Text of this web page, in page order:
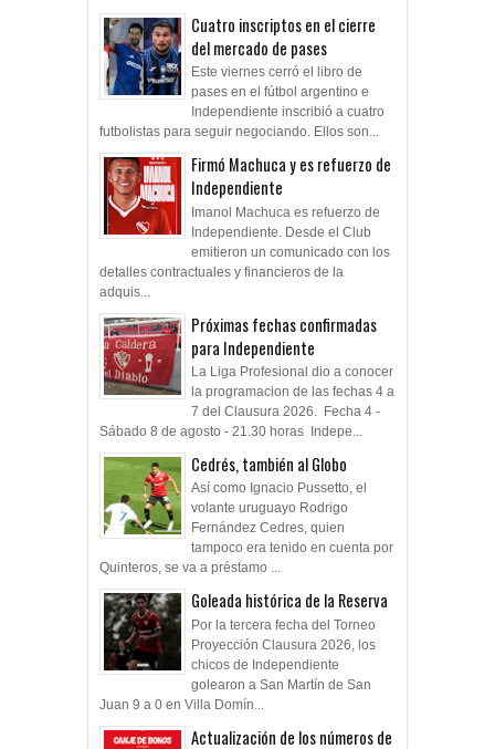
Cuatro inscriptos en el cierre
del mercado de pases
Este viernes cerró el libro de
pases en el fútbol argentino e
Independiente inscribió a cuatro
futbolistas para seguir negociando. Ellos son...
Firmó Machuca y es refuerzo de
Independiente
Imanol Machuca es refuerzo de
Independiente. Desde el Club
emitieron un comunicado con los
detalles contractuales y financieros de la
adquis...
Próximas fechas confirmadas
para Independiente
La Liga Profesional dio a conocer
la programacion de las fechas 4 a
7 del Clausura 2026. Fecha 4 -
Sábado 8 de agosto - 21.30 horas Indepe...
Cedrés, también al Globo
Así como Ignacio Pussetto, el
volante uruguayo Rodrigo
Fernández Cedres, quien
tampoco era tenido en cuenta por
Quinteros, se va a préstamo ...
Goleada histórica de la Reserva
Por la tercera fecha del Torneo
Proyección Clausura 2026, los
chicos de Independiente
golearon a San Martín de San
Juan 9 a 0 en Villa Domín...
Actualización de los números de